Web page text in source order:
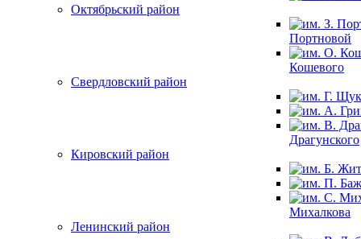
Октябрьский район
Портновой
Кошевого
Свердловский район
Драгунского
Кировский район
Михалкова
Ленинский район